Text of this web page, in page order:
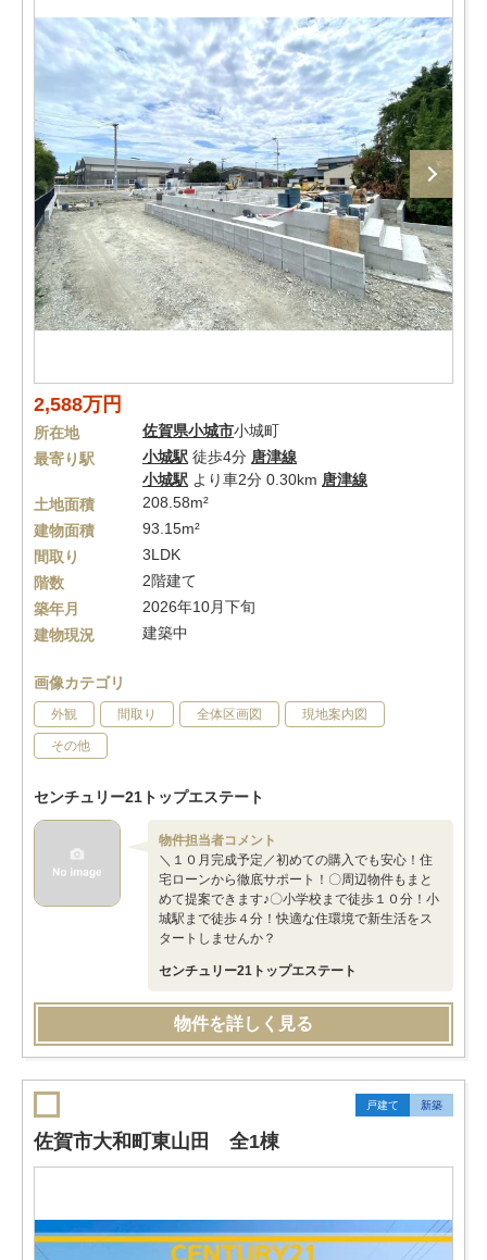
2,588万円
所在地 佐賀県小城市小城町
最寄り駅
小城駅 徒歩4分 唐津線
小城駅 より車2分 0.30km 唐津線
土地面積
208.58m²
建物面積
93.15m²
間取り
3LDK
階数
2階建て
築年月
2026年10月下旬
建物現況
建築中
画像カテゴリ
外観 間取り 全体区画図 現地案内図
その他
センチュリー21トップエステート
物件担当者コメント
＼１０月完成予定／初めての購入でも安心！住
宅ローンから徹底サポート！〇周辺物件もまと
めて提案できます♪〇小学校まで徒歩１０分！小
城駅まで徒歩４分！快適な住環境で新生活をス
タートしませんか？
センチュリー21トップエステート
物件を詳しく見る
戸建て 新築
佐賀市大和町東山田 全1棟